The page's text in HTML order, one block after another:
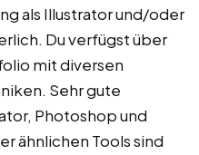
als Illustrator und/oder
Du verfügst über
mit diversen
Sehr gute
Photoshop und
ähnlichen Tools sind